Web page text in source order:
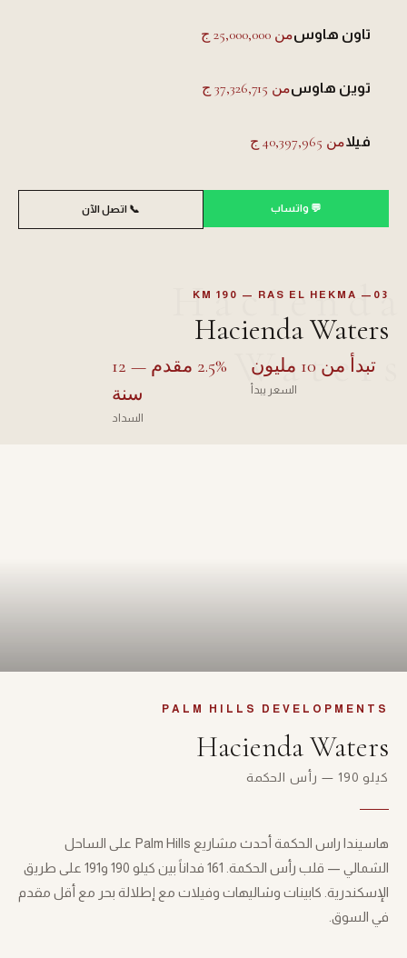
تاون هاوسمن 25,000,000 ج
توين هاوسمن 37,326,715 ج
فيلامن 40,397,965 ج
💬 واتساب 📞 اتصل الآن
Hacienda
Waters
03— KM 190 — RAS EL HEKMA
Hacienda Waters
تبدأ من 10 مليون
السعر يبدأ
2.5% مقدم — 12
سنة
السداد
PALM HILLS DEVELOPMENTS
Hacienda Waters
كيلو 190 — رأس الحكمة
هاسيندا راس الحكمة أحدث مشاريع Palm Hills على الساحل
الشمالي — قلب رأس الحكمة. 161 فداناً بين كيلو 190 و191 على طريق
الإسكندرية. كابينات وشاليهات وفيلات مع إطلالة بحر مع أقل مقدم
في السوق.